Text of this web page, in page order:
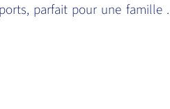
parfait pour une famille .